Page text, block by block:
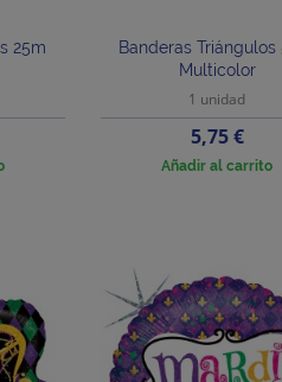
25m
Banderas Triángulos
Multicolor
1 unidad
Precio
5,75 €
Añadir al carrito